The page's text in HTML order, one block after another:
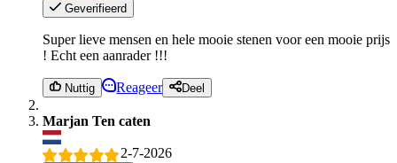
Geverifieerd
Super lieve mensen en hele mooie stenen voor een mooie prijs
! Echt een aanrader !!!
Nuttig Reageer Deel
Marjan Ten caten
2-7-2026